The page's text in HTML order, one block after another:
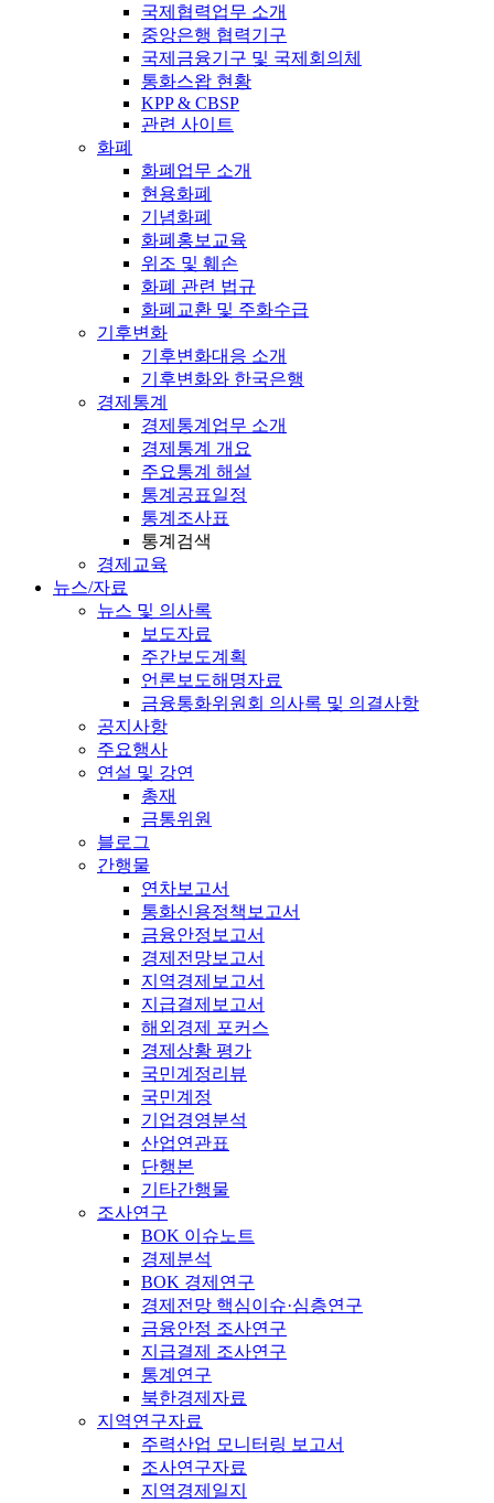
국제협력업무 소개
중앙은행 협력기구
국제금융기구 및 국제회의체
통화스왑 현황
KPP & CBSP
관련 사이트
화폐
화폐업무 소개
현용화폐
기념화폐
화폐홍보교육
위조 및 훼손
화폐 관련 법규
화폐교환 및 주화수급
기후변화
기후변화대응 소개
기후변화와 한국은행
경제통계
경제통계업무 소개
경제통계 개요
주요통계 해설
통계공표일정
통계조사표
통계검색
경제교육
뉴스/자료
뉴스 및 의사록
보도자료
주간보도계획
언론보도해명자료
금융통화위원회 의사록 및 의결사항
공지사항
주요행사
연설 및 강연
총재
금통위원
블로그
간행물
연차보고서
통화신용정책보고서
금융안정보고서
경제전망보고서
지역경제보고서
지급결제보고서
해외경제 포커스
경제상황 평가
국민계정리뷰
국민계정
기업경영분석
산업연관표
단행본
기타간행물
조사연구
BOK 이슈노트
경제분석
BOK 경제연구
경제전망 핵심이슈·심층연구
금융안정 조사연구
지급결제 조사연구
통계연구
북한경제자료
지역연구자료
주력산업 모니터링 보고서
조사연구자료
지역경제일지